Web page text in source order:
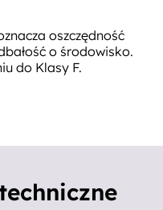
oszczędność
o środowisko.
do Klasy F.